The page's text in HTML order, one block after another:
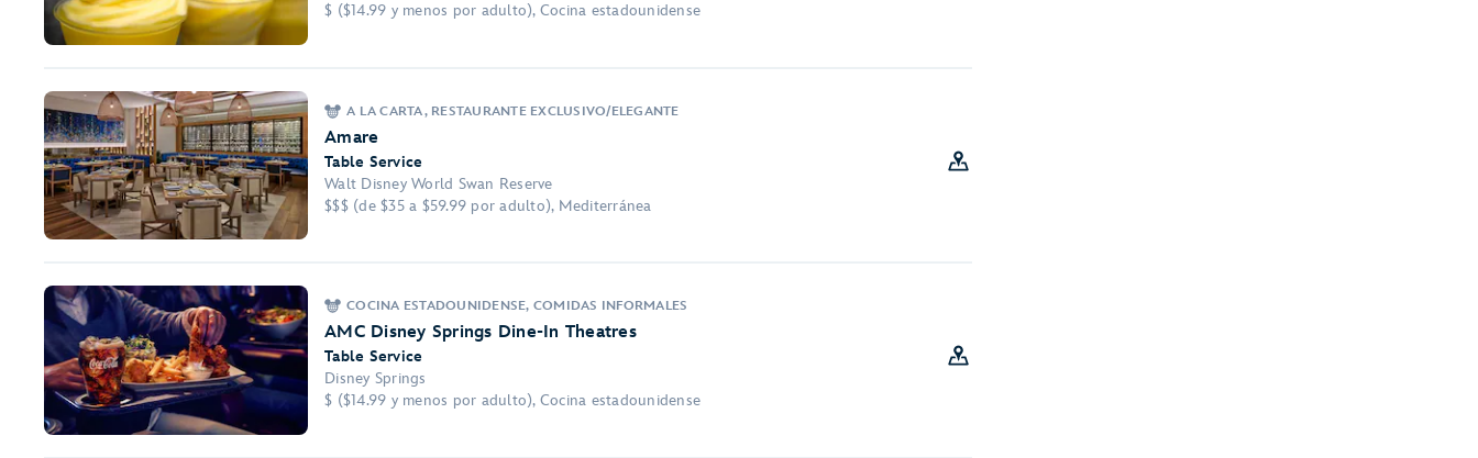
$ ($14.99 y menos por adulto), Cocina estadounidense
A LA CARTA, RESTAURANTE EXCLUSIVO/ELEGANTE
Amare
Table Service
Walt Disney World Swan Reserve
$$$ (de $35 a $59.99 por adulto), Mediterránea
COCINA ESTADOUNIDENSE, COMIDAS INFORMALES
AMC Disney Springs Dine-In Theatres
Table Service
Disney Springs
$ ($14.99 y menos por adulto), Cocina estadounidense